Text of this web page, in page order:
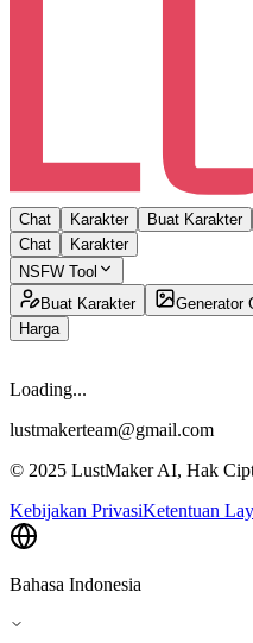
Chat Karakter Buat Karakter
Chat
Karakter
NSFW Tool
Buat Karakter
Generator
Harga
Loading...
lustmakerteam@gmail.com
© 2025 LustMaker AI, Hak
Kebijakan PrivasiKetentuan
Bahasa Indonesia